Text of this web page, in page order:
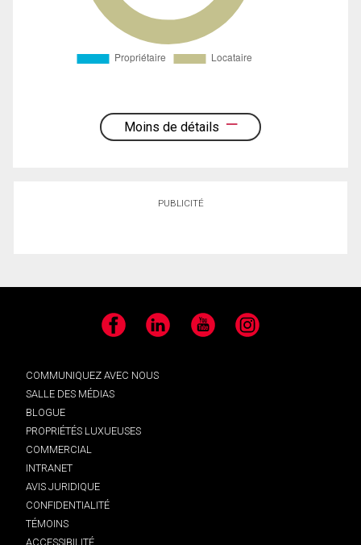
Moins de détails
PUBLICITÉ
Facebook LinkedIn YouTube Instagram
COMMUNIQUEZ AVEC NOUS
SALLE DES MÉDIAS
BLOGUE
PROPRIÉTÉS LUXUEUSES
COMMERCIAL
INTRANET
AVIS JURIDIQUE
CONFIDENTIALITÉ
TÉMOINS
ACCESSIBILITÉ